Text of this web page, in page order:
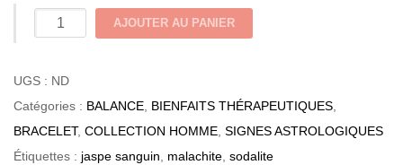
quantité
AJOUTER AU PANIER
UGS : ND
Catégories : BALANCE, BIENFAITS THÉRAPEUTIQUES,
BRACELET, COLLECTION HOMME, SIGNES ASTROLOGIQUES
Étiquettes : jaspe sanguin, malachite, sodalite